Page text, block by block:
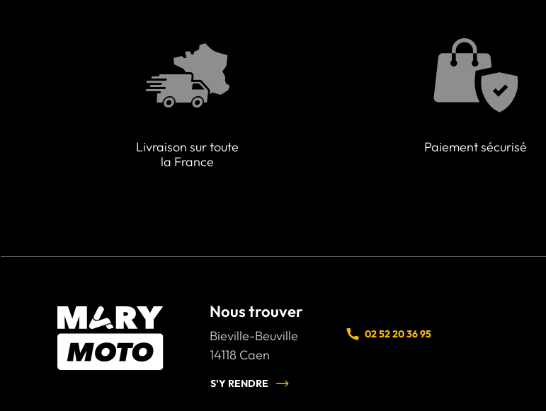
Livraison sur toute
la France
Paiement sécurisé
Nous trouver
Bieville-Beuville
14118 Caen
S'Y RENDRE
02 52 20 36 95